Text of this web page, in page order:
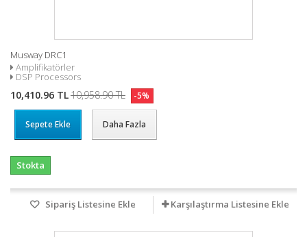
Musway DRC1
Amplifikatörler
DSP Processors
10,410.96 TL10,958.90 TL -5%
Sepete Ekle Daha Fazla
Stokta
Sipariş Listesine Ekle Karşılaştırma Listesine Ekle